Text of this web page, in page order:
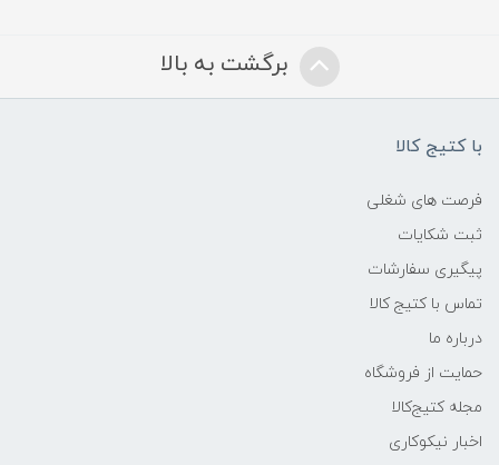
برگشت به بالا
با کتیج کالا
فرصت های شغلی
ثبت شکایات
پیگیری سفارشات
تماس با کتیج کالا
درباره ما
حمایت از فروشگاه
مجله کتیج‌کالا
اخبار نیکوکاری